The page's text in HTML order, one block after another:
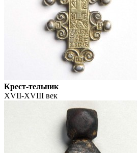
Крест-тельник
XVII-XVIII век